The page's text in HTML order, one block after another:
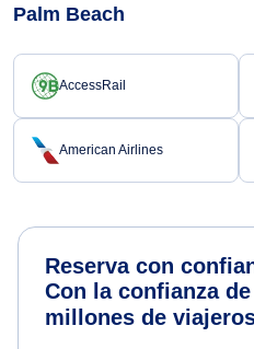
Palm Beach
AccessRail
American Airlines
Reserva con
Con la confianza
millones de